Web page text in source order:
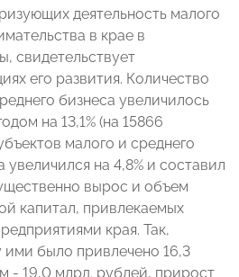
деятельность малого
в крае в
свидетельствует
его развития. Количество
бизнеса увеличилось
на 13,1% (на 15866
малого и среднего
на 4,8% и составил
вырос и объем
капитал, привлекаемых
края. Так,
ими было привлечено 16,3
- 19,0 млрд. рублей, прирост